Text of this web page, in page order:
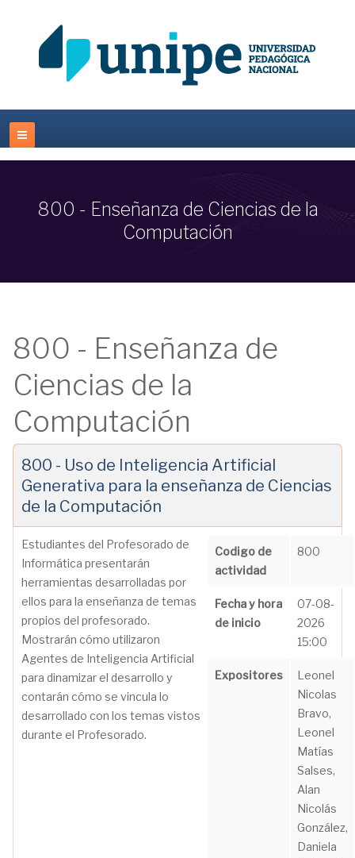
800 - Enseñanza de Ciencias de la
Computación
800 - Enseñanza de
Ciencias de la
Computación
800 - Uso de Inteligencia Artificial
Generativa para la enseñanza de Ciencias
de la Computación
Estudiantes del Profesorado de
Informática presentarán
herramientas desarrolladas por
ellos para la enseñanza de temas
propios del profesorado.
Mostrarán cómo utilizaron
Agentes de Inteligencia Artificial
para dinamizar el desarrollo y
contarán cómo se vincula lo
desarrollado con los temas vistos
durante el Profesorado.
Codigo de
actividad
800
Fecha y hora
de inicio
07-08-
2026
15:00
Expositores
Leonel
Nicolas
Bravo,
Leonel
Matías
Salses,
Alan
Nicolás
González,
Daniela